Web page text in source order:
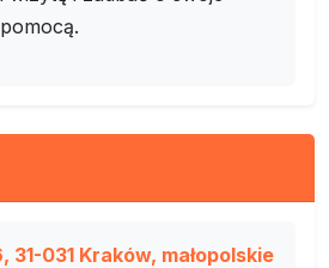
31-031 Kraków, małopolskie